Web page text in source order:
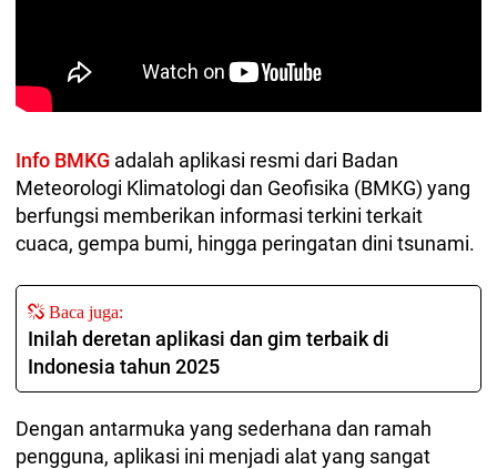
Info BMKG adalah aplikasi resmi dari Badan
Meteorologi Klimatologi dan Geofisika (BMKG) yang
berfungsi memberikan informasi terkini terkait
cuaca, gempa bumi, hingga peringatan dini tsunami.
Baca juga:
Inilah deretan aplikasi dan gim terbaik di
Indonesia tahun 2025
Dengan antarmuka yang sederhana dan ramah
pengguna, aplikasi ini menjadi alat yang sangat